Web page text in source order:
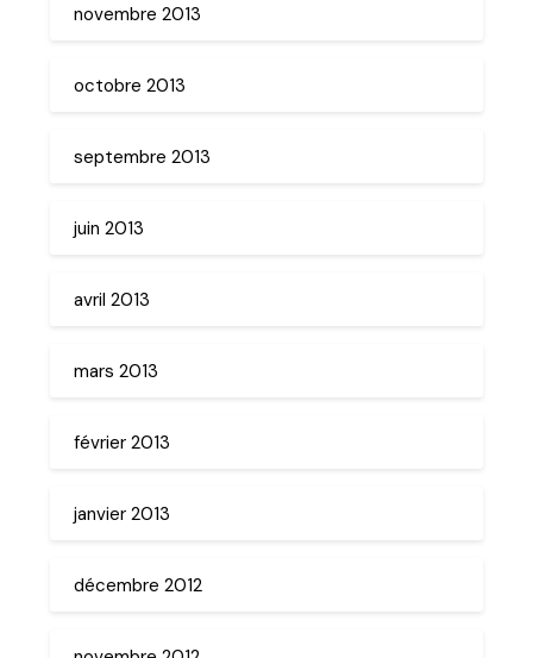
novembre 2013
octobre 2013
septembre 2013
juin 2013
avril 2013
mars 2013
février 2013
janvier 2013
décembre 2012